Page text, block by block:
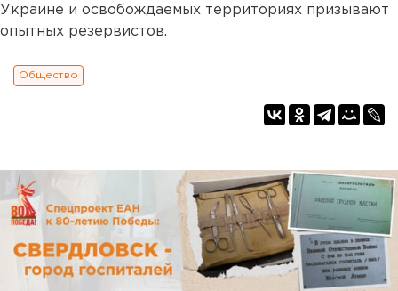
Украине и освобождаемых территориях призывают
опытных резервистов.
Общество